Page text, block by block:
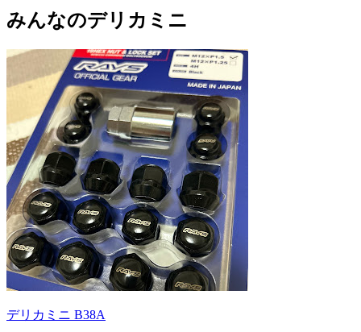
みんなのデリカミニ
デリカミニ B38A